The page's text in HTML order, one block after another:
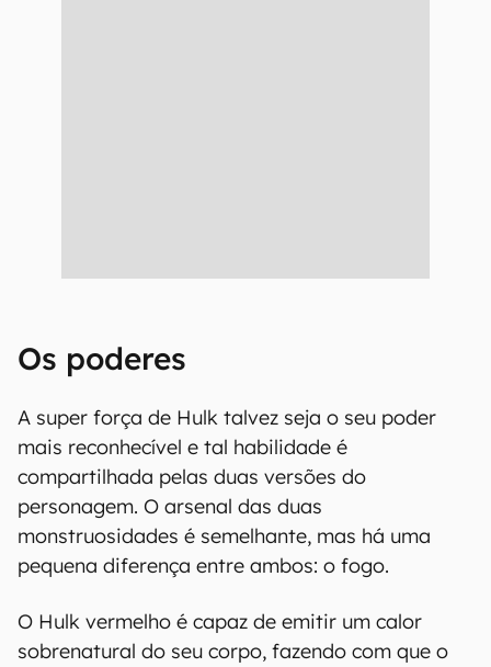
Os poderes
A super força de Hulk talvez seja o seu poder
mais reconhecível e tal habilidade é
compartilhada pelas duas versões do
personagem. O arsenal das duas
monstruosidades é semelhante, mas há uma
pequena diferença entre ambos: o fogo.
O Hulk vermelho é capaz de emitir um calor
sobrenatural do seu corpo, fazendo com que o